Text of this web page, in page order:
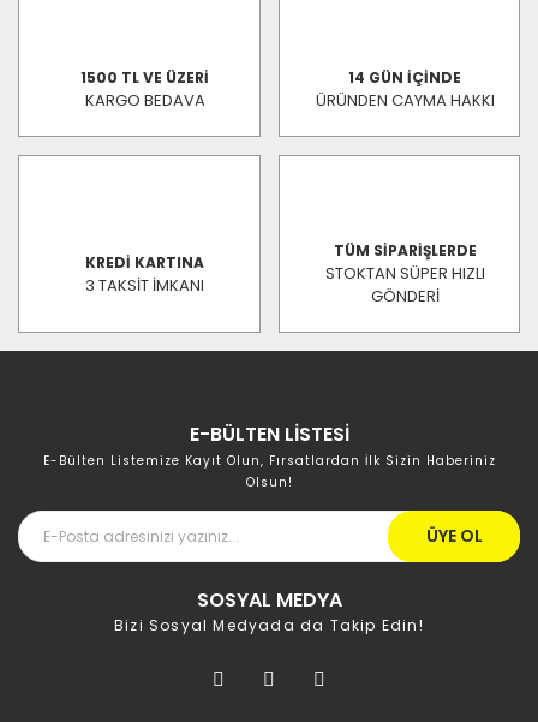
1500 TL VE ÜZERİ
KARGO BEDAVA
14 GÜN İÇİNDE
ÜRÜNDEN CAYMA HAKKI
KREDİ KARTINA
3 TAKSİT İMKANI
TÜM SİPARİŞLERDE
STOKTAN SÜPER HIZLI
GÖNDERİ
E-BÜLTEN LİSTESİ
E-Bülten Listemize Kayıt Olun, Fırsatlardan İlk Sizin Haberiniz
Olsun!
ÜYE OL
SOSYAL MEDYA
Bizi Sosyal Medyada da Takip Edin!